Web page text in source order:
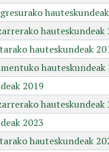
hauteskundeak
hauteskundeak
hauteskundeak
2019
hauteskundeak
2023
hauteskundeak